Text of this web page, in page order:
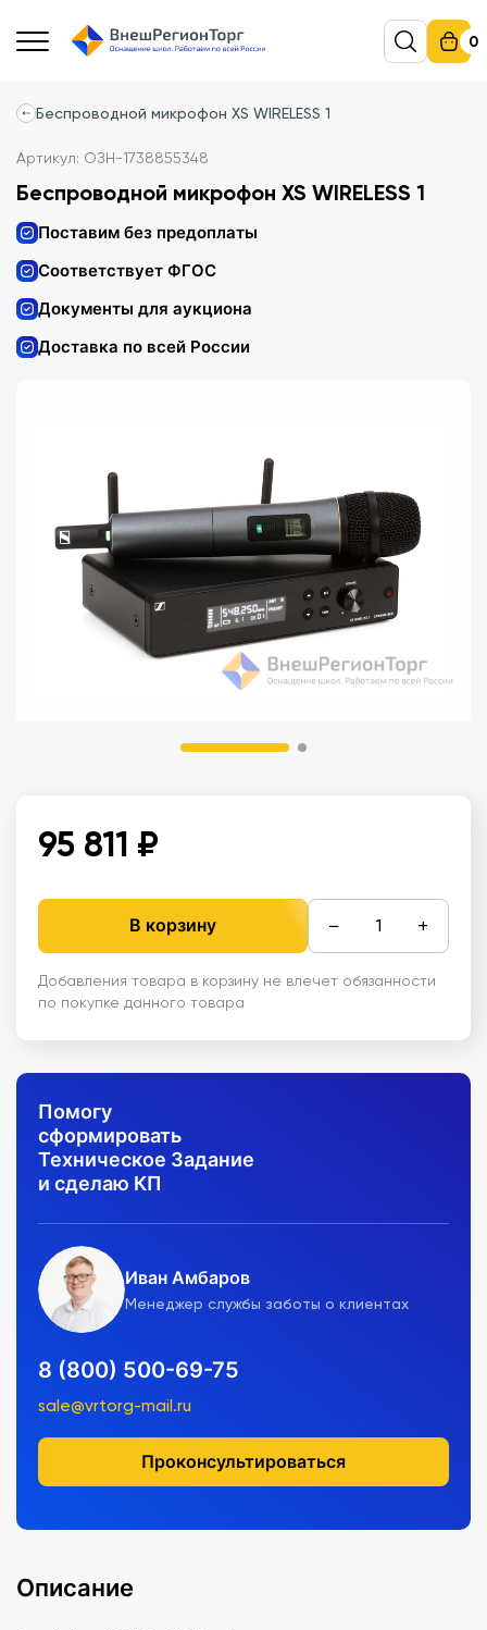
0
Беспроводной микрофон XS WIRELESS 1
Артикул: ОЗН-1738855348
Беспроводной микрофон XS WIRELESS 1
Поставим без предоплаты
Соответствует ФГОС
Документы для аукциона
Доставка по всей России
95 811 ₽
В корзину − +
Добавления товара в корзину не влечет обязанности
по покупке данного товара
Помогу
сформировать
Техническое Задание
и сделаю КП
Иван Амбаров
Менеджер службы заботы о клиентах
8 (800) 500-69-75
sale@vrtorg-mail.ru
Проконсультироваться
Описание